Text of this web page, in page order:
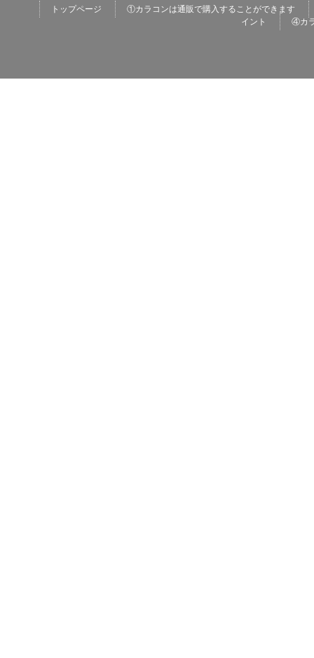
トップページ
①カラコンは通販で購入することができます
イント
④カ